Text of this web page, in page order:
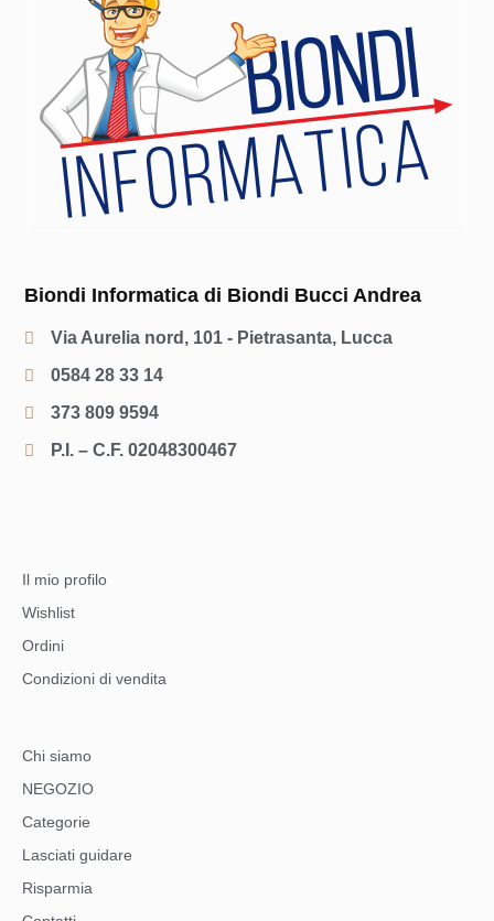
Biondi Informatica di Biondi Bucci Andrea
Via Aurelia nord, 101 - Pietrasanta, Lucca
0584 28 33 14
373 809 9594
P.I. – C.F. 02048300467
Il mio profilo
Wishlist
Ordini
Condizioni di vendita
Chi siamo
NEGOZIO
Categorie
Lasciati guidare
Risparmia